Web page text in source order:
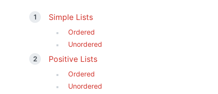
Simple Lists
Ordered
Unordered
Positive Lists
Ordered
Unordered